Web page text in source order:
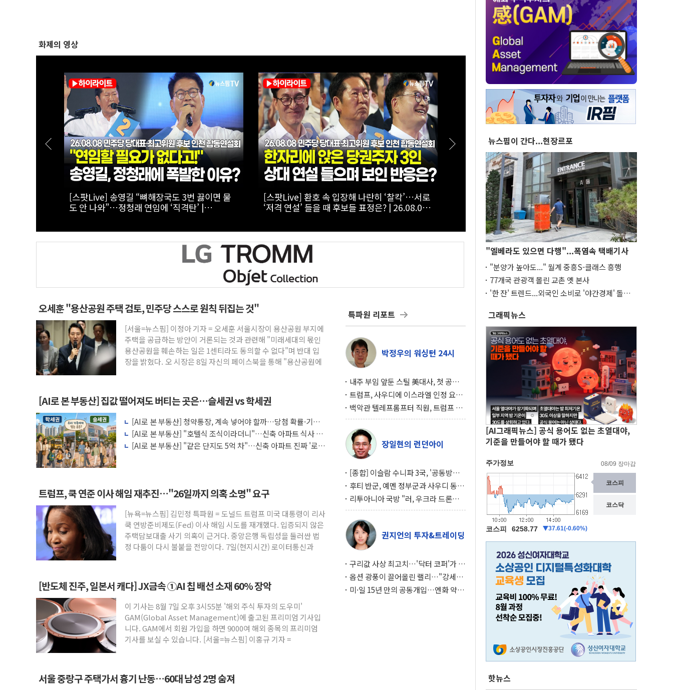
화제의 영상
[스팟Live] 김민석·정청래 ‘초접전’ 2차전 승자
는?...제3차 정기전국당원대회 후보자 인천 합동
[스팟Live] 정청래, 김민석에 “사과 먼저”…송
영길엔 “사람 고쳐 쓰는 거 아냐” | 26.08.08 더
[스팟Live] 김민석 “누가 김민석보다 국정 방향
을 공유했나”…인천서 ‘대체불가’ 외쳤다 |
26.08.08 더불어민주당 당대표·최고위원 후보
인천 합동연설회
오세훈 "용산공원 주택 검토, 민주당 스스로 원칙 뒤집는 것"
[서울=뉴스핌] 이정아 기자 = 오세훈 서울시장이 용산공원 부지에
주택을 공급하는 방안이 거론되는 것과 관련해 "미래세대의 몫인
용산공원을 훼손하는 일은 1센티라도 동의할 수 없다"며 반대 입
장을 밝혔다. 오 시장은 8일 자신의 페이스북을 통해 "용산공원에
[AI로 본 부동산] 집값 떨어져도 버티는 곳은…슬세권 vs 학세권
[AI로 본 부동산] 청약통장, 계속 넣어야 할까…당첨 확률·기회
비용 따져보니
[AI로 본 부동산] "호텔식 조식이라더니"…신축 아파트 식사 서
비스의 속사정
[AI로 본 부동산] "같은 단지도 5억 차"…신축 아파트 진짜 '로얄
트럼프, 쿡 연준 이사 해임 재추진…"26일까지 의혹 소명" 요구
[뉴욕=뉴스핌] 김민정 특파원 = 도널드 트럼프 미국 대통령이 리사
쿡 연방준비제도(Fed) 이사 해임 시도를 재개했다. 입증되지 않은
주택담보대출 사기 의혹이 근거다. 중앙은행 독립성을 둘러싼 법
정 다툼이 다시 불붙을 전망이다. 7일(현지시간) 로이터통신과
[반도체 진주, 일본서 캐다] JX금속 ①AI 칩 배선 소재 60% 장악
이 기사는 8월 7일 오후 3시55분 '해외 주식 투자의 도우미'
GAM(Global Asset Management)에 출고된 프리미엄 기사입
니다. GAM에서 회원 가입을 하면 9000여 해외 종목의 프리미엄
기사를 보실 수 있습니다. [서울=뉴스핌] 이홍규 기자 =
서울 중랑구 주택가서 흉기 난동…60대 남성 2명 숨져
특파원 리포트
박정우의 워싱턴 24시
내주 부임 앞둔 스틸 美대사, 첫 공개
행사서 "한미동맹 강화 최우선 과제"
트럼프, 사우디에 이스라엘 인정 요
구…원자력 협정 서명 하루 만에 좌초
위기
백악관 텔레프롬프터 직원, 트럼프 연
설 미리 보고 베팅 시장서 10만달러 챙
겨
장일현의 런던아이
[종합] 이슬람 수니파 3국, '공동방위
협정' 체결… 이스라엘·이란 위협에
맞설 자체 억지력 강화
후티 반군, 예멘 정부군과 사우디 동시
공격… 위기 고조되는 또 다른 중동 화
약고
리투아니아 국방 "러, 우크라 드론으
로 나토 회원국 공격 검토… 거짓 깃발
작전"
권지언의 투자&트레이딩
구리값 사상 최고치…'닥터 코퍼'가 말
하는 경기 신호가 달라졌다
옵션 광풍이 끌어올린 랠리…"강세장
이면에 과열 경고등"
미·일 15년 만의 공동개입…엔화 약세
뉴스핌이 간다...현장르포
"엘베라도 있으면 다행"...폭염속 택배기사
"분양가 높아도..." 월계 중흥S-클래스 흥행
77개국 관광객 몰린 교촌 옛 본사
'한 잔' 트렌드...외국인 소비로 '야간경제' 돌파
그래픽뉴스
[AI그래픽뉴스] 공식 용어도 없는 초열대야,
기준을 만들어야 할 때가 됐다
핫뉴스